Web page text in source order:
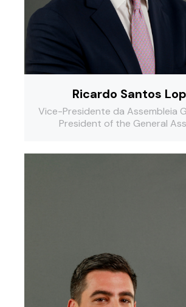
Ricardo Santos
Vice-Presidente da Assembleia
President of the General